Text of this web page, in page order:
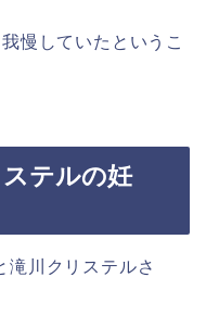
慢していたというこ
テルの妊
滝川クリステルさ